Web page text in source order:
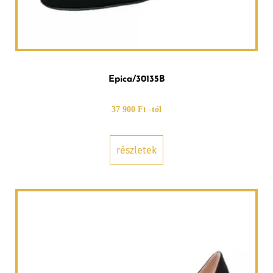
Epica/30135B
37 900 Ft -tól
részletek